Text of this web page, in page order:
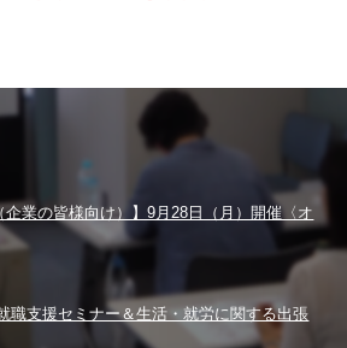
企業の皆様向け）】9月28日（月）開催〈オ
職支援セミナー＆生活・就労に関する出張